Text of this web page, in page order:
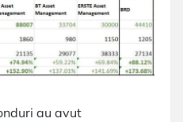
au avut